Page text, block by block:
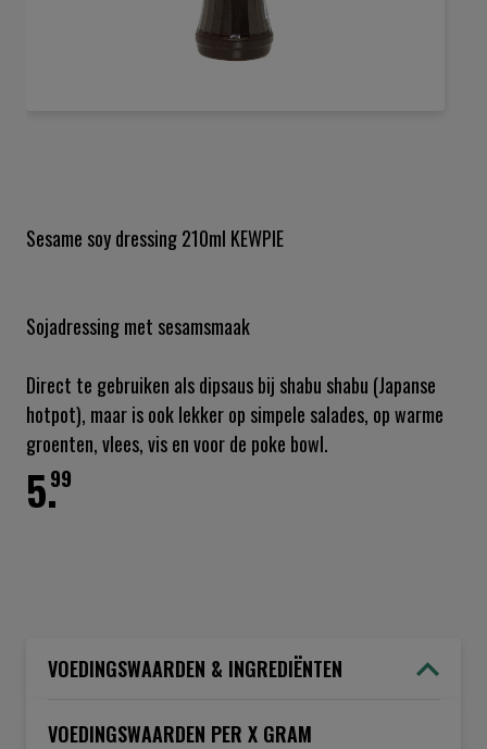
de
afbeeldingen-
Sesame soy dressing 210ml KEWPIE
Sojadressing met sesamsmaak
Direct te gebruiken als dipsaus bij shabu shabu (Japanse
hotpot), maar is ook lekker op simpele salades, op warme
groenten, vlees, vis en voor de poke bowl.
99
5.
VOEDINGSWAARDEN & INGREDIËNTEN
VOEDINGSWAARDEN PER X GRAM